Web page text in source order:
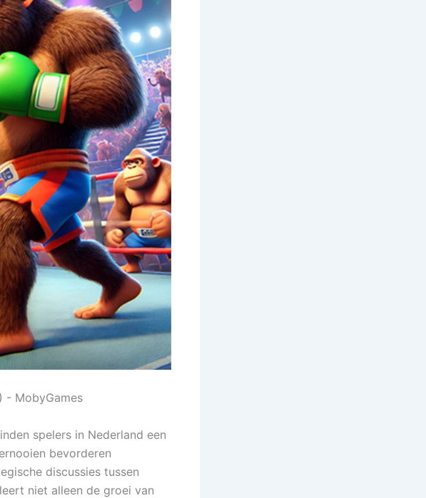
spelers in Nederland een
bevorderen
discussies tussen
niet alleen de groei van